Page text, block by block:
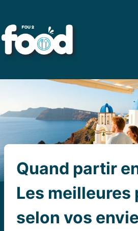
contenu
Quand partir
Les meilleures
selon vos